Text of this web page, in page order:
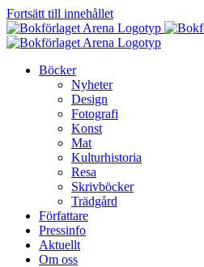
Fortsätt till innehållet
Böcker
Nyheter
Design
Fotografi
Konst
Mat
Kulturhistoria
Resa
Skrivböcker
Trädgård
Författare
Pressinfo
Aktuellt
Om oss